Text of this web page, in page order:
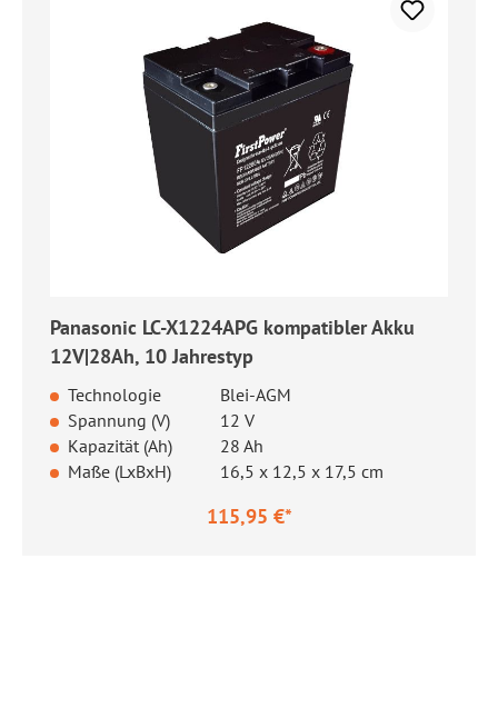
Panasonic LC-X1224APG kompatibler Akku
12V|28Ah, 10 Jahrestyp
Technologie
Blei-AGM
Spannung (V)
12 V
Kapazität (Ah)
28 Ah
Maße (LxBxH)
16,5 x 12,5 x 17,5 cm
115,95 €*